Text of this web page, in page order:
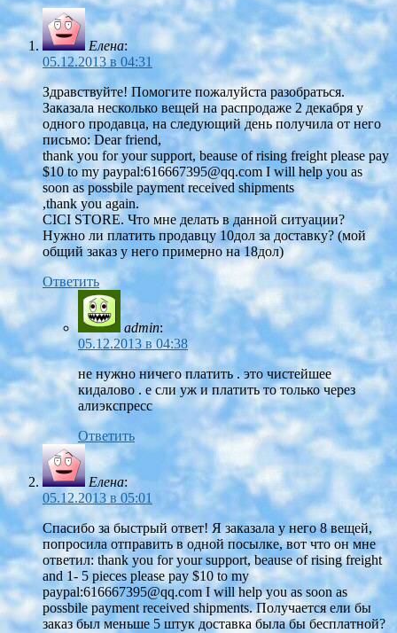
Елена:
05.12.2013 в 04:31
Здравствуйте! Помогите пожалуйста разобраться.
Заказала несколько вещей на распродаже 2 декабря у
одного продавца, на следующий день получила от него
письмо: Dear friend,
thank you for your support, beause of rising freight please pay
$10 to my paypal:616667395@qq.comI will help you as
soon as possbile payment received shipments
,thank you again.
CICI STORE. Что мне делать в данной ситуации?
Нужно ли платить продавцу 10дол за доставку? (мой
общий заказ у него примерно на 18дол)
Ответить
admin:
05.12.2013 в 04:38
не нужно ничего платить . это чистейшее
кидалово . е сли уж и платить то только через
алиэкспресс
Ответить
Елена:
05.12.2013 в 05:01
Спасибо за быстрый ответ! Я заказала у него 8 вещей,
попросила отправить в одной посылке, вот что он мне
ответил: thank you for your support, beause of rising freight
and 1- 5 pieces please pay $10 to my
paypal:616667395@qq.com I will help you as soon as
possbile payment received shipments. Получается ели бы
заказ был меньше 5 штук доставка была бы бесплатной?